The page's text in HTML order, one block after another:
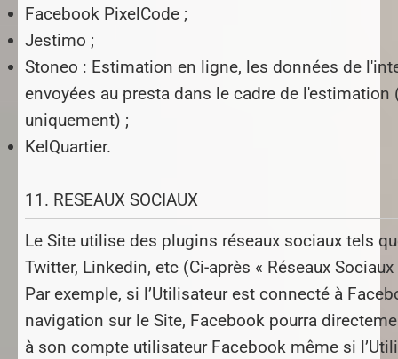
Facebook PixelCode ;
Jestimo ;
Stoneo : Estimation en ligne, les données de
envoyées au presta dans le cadre de l'estimation
uniquement) ;
KelQuartier.
11. RESEAUX SOCIAUX
Le Site utilise des plugins réseaux sociaux tels
Twitter, Linkedin, etc (Ci-après « Réseaux Sociaux
Par exemple, si l’Utilisateur est connecté à
navigation sur le Site, Facebook pourra
à son compte utilisateur Facebook même si